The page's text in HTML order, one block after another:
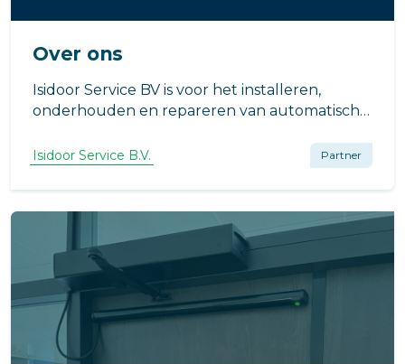
Over ons
Isidoor Service BV is voor het installeren,
onderhouden en repareren van automatische
draaideuraandrijvingen en toebehoren voor
Isidoor Service B.V. Partner